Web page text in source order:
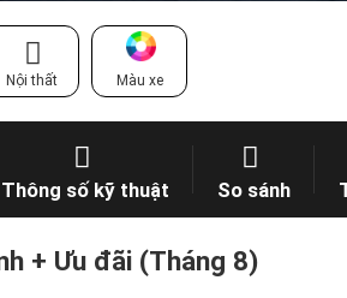
Nội thất Màu xe
Thông số kỹ thuật So sánh
+ Ưu đãi (Tháng 8)